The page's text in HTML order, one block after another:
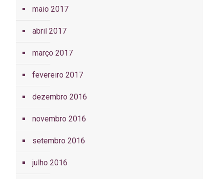
maio 2017
abril 2017
março 2017
fevereiro 2017
dezembro 2016
novembro 2016
setembro 2016
julho 2016